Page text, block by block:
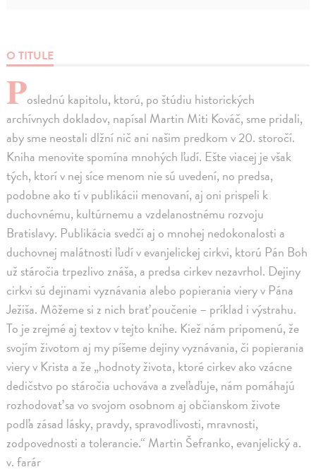
O TITULE
Poslednú kapitolu, ktorú, po štúdiu historických
archívnych dokladov, napísal Martin Miti Kováč, sme pridali,
aby sme neostali dlžní nič ani našim predkom v 20. storočí.
Kniha menovite spomína mnohých ľudí. Ešte viacej je však
tých, ktorí v nej síce menom nie sú uvedení, no predsa,
podobne ako tí v publikácii menovaní, aj oni prispeli k
duchovnému, kultúrnemu a vzdelanostnému rozvoju
Bratislavy. Publikácia svedčí aj o mnohej nedokonalosti a
duchovnej malátnosti ľudí v evanjelickej cirkvi, ktorú Pán Boh
už stáročia trpezlivo znáša, a predsa cirkev nezavrhol. Dejiny
cirkvi sú dejinami vyznávania alebo popierania viery v Pána
Ježiša. Môžeme si z nich brať poučenie – príklad i výstrahu.
To je zrejmé aj textov v tejto knihe. Kiež nám pripomenú, že
svojím životom aj my píšeme dejiny vyznávania, či popierania
viery v Krista a že „hodnoty života, ktoré cirkev ako vzácne
dedičstvo po stáročia uchováva a zveľaďuje, nám pomáhajú
rozhodovať sa vo svojom osobnom aj občianskom živote
podľa zásad lásky, pravdy, spravodlivosti, mravnosti,
zodpovednosti a tolerancie.“ Martin Šefranko, evanjelický a.
v. farár